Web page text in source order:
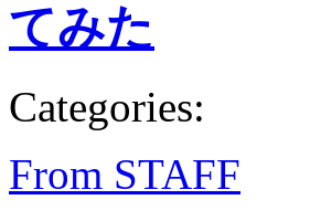
てみた
Categories:
From STAFF